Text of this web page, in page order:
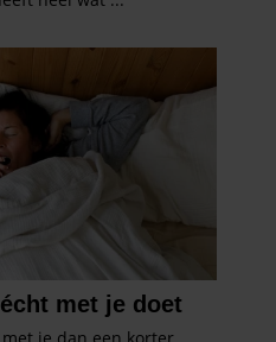
van hun services. U
als u onze website blijft